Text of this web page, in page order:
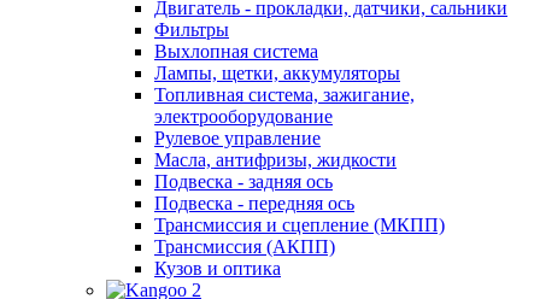
Двигатель - прокладки, датчики, сальники
Фильтры
Выхлопная система
Лампы, щетки, аккумуляторы
Топливная система, зажигание,
электрооборудование
Рулевое управление
Масла, антифризы, жидкости
Подвеска - задняя ось
Подвеска - передняя ось
Трансмиссия и сцепление (МКПП)
Трансмиссия (АКПП)
Кузов и оптика